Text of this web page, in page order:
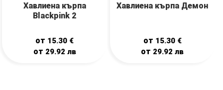
Хавлиена кърпа
Blackpink 2
от 15.30 €
от 29.92 лв
Хавлиена кърпа Демон
от 15.30 €
от 29.92лв